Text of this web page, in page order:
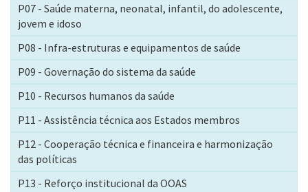
P07 - Saúde materna, neonatal, infantil, do adolescente,
jovem e idoso
P08 - Infra-estruturas e equipamentos de saúde
P09 - Governação do sistema da saúde
P10 - Recursos humanos da saúde
P11 - Assistência técnica aos Estados membros
P12 - Cooperação técnica e financeira e harmonização
das políticas
P13 - Reforço institucional da OOAS